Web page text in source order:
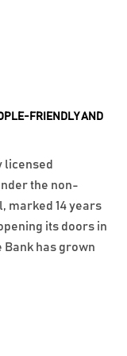
FRIENDLY AND
licensed
the non-
marked 14 years
its doors in
Bank has grown